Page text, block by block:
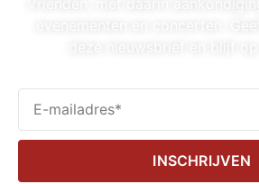
INSCHRIJVEN